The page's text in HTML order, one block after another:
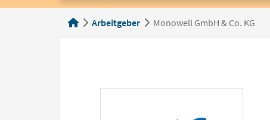
Arbeitgeber Monowell GmbH & Co. KG